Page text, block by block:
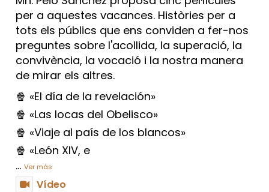
per a aquestes vacances. Històries per a
tots els públics que ens conviden a fer-nos
preguntes sobre l'acollida, la superació, la
convivència, la vocació i la nostra manera
de mirar els altres.
🍿 «El día de la revelación»
🍿 «Las locas del Obelisco»
🍿 «Viaje al país de los blancos»
🍿 «León XIV, e
... Ver más
Vídeo